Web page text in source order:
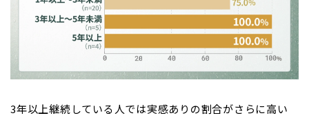
3年以上継続している人では実感ありの割合がさらに高い